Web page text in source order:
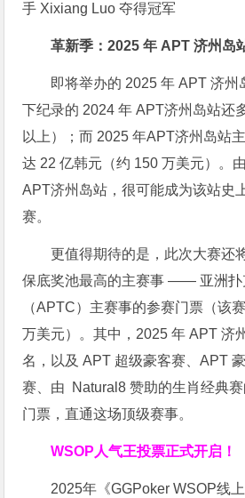
手 Xixiang Luo 夺得冠军
革新季：2025 年 APT 济州岛
即将举办的 2025 年 APT 济州
下纪录的 2024 年 APT济州岛站还
以上）；而 2025 年APT济州岛站
达 22 亿韩元（约 150 万美元）。
APT济州岛站，很可能成为该站史
赛。
更值得期待的是，此次大赛还
保底奖池最高的主赛事 —— 亚洲扑
（APTC）主赛事的参赛门票（该
万美元）。其中，2025 年 APT 济
名，以及 APT 超级豪客赛、APT
赛、由 Natural8 赞助的生肖经典
门票，直通这场顶级赛事。
WSOP人气王投票正式开启！
2025年《GGPoker WSOP线